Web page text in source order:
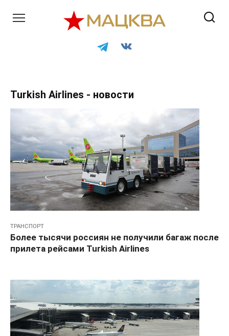
Turkish Airlines - новости
ТРАНСПОРТ
Более тысячи россиян не получили багаж после
прилета рейсами Turkish Airlines